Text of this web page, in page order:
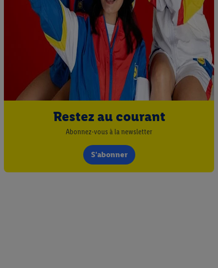
Restez au courant
Abonnez-vous à la newsletter
S'abonner